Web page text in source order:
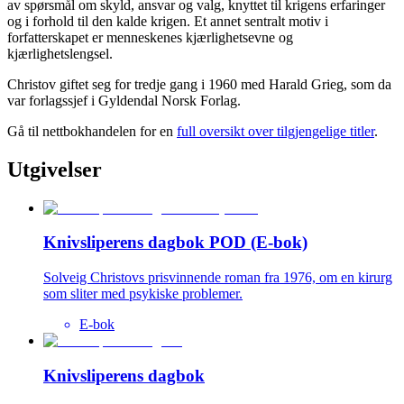
av spørsmål om skyld, ansvar og valg, knyttet til krigens erfaringer
og i forhold til den kalde krigen. Et annet sentralt motiv i
forfatterskapet er menneskenes kjærlighetsevne og
kjærlighetslengsel.
Christov giftet seg for tredje gang i 1960 med Harald Grieg, som da
var forlagssjef i Gyldendal Norsk Forlag.
Gå til nettbokhandelen for en full oversikt over tilgjengelige titler.
Utgivelser
Knivsliperens dagbok POD (E-bok)
Solveig Christovs prisvinnende roman fra 1976, om en kirurg
som sliter med psykiske problemer.
E-bok
Knivsliperens dagbok